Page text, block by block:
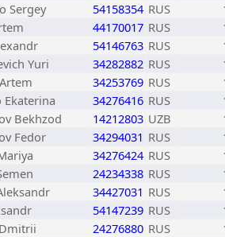
Sergey 54158354 RUS
44170017 RUS
54146763 RUS
Yuri 34282882 RUS
34253769 RUS
Ekaterina 34276416 RUS
Bekhzod 14212803 UZB
Fedor 34294031 RUS
34276424 RUS
24234338 RUS
34427031 RUS
54147239 RUS
24276880 RUS